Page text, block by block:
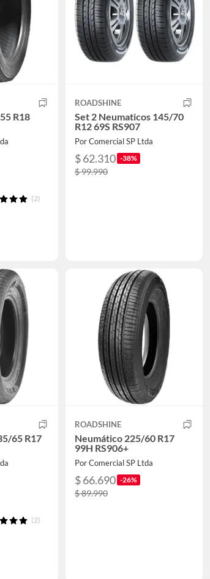
R18
(2)
ROADSHINE
Set 2 Neumaticos 145/70
R12 69S RS907
Por Comercial SP Ltda
$ 62.310 -38%
$ 99.990
65 R17
(2)
ROADSHINE
Neumático 225/60 R17
99H RS906+
Por Comercial SP Ltda
$ 66.690 -26%
$ 89.990